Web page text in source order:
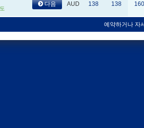
다음 AUD 138 138 160
예약하거나 자